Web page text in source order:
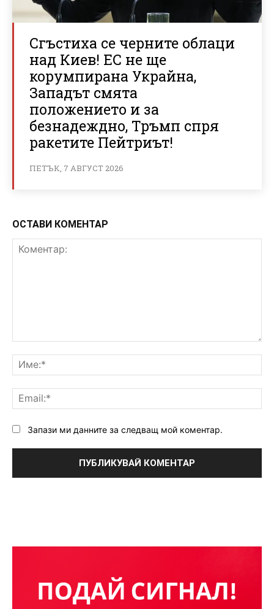
Сгъстиха се черните облаци
над Киев! ЕС не ще
корумпирана Украйна,
Западът смята
положението и за
безнадеждно, Тръмп спря
ракетите Пейтриът!
ПЕТЪК, 7 АВГУСТ 2026
ОСТАВИ КОМЕНТАР
Запази ми данните за следващ мой коментар.